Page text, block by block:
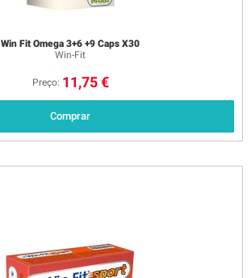
Win Fit Omega 3+6 +9 Caps X30
Win-Fit
Preço: 11,75 €
Comprar